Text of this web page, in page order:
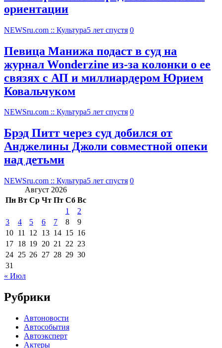
ориентации
NEWSru.com :: Культура5 лет спустя 0
Певица Манижа подаст в суд на
журнал Wonderzine из-за колонки о ее
связях с АП и миллиардером Юрием
Ковальчуком
NEWSru.com :: Культура5 лет спустя 0
Брэд Питт через суд добился от
Анджелины Джоли совместной опеки
над детьми
NEWSru.com :: Культура5 лет спустя 0
Август 2026
Пн Вт Ср Чт Пт Сб Вс
1
2
3
4 5 6 7 8
9
10 11 12 13 14 15 16
17 18 19 20 21 22 23
24 25 26 27 28 29 30
31
« Июл
Рубрики
Автоновости
Автособытия
Автоэксперт
Актеры